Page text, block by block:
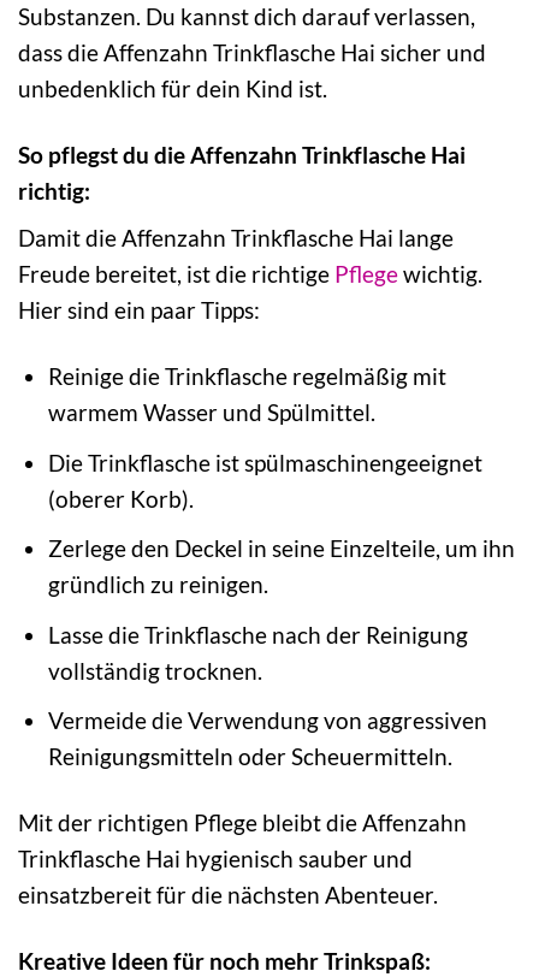
Substanzen. Du kannst dich darauf verlassen,
dass die Affenzahn Trinkflasche Hai sicher und
unbedenklich für dein Kind ist.
So pflegst du die Affenzahn Trinkflasche Hai
richtig:
Damit die Affenzahn Trinkflasche Hai lange
Freude bereitet, ist die richtige Pflegewichtig.
Hier sind ein paar Tipps:
Reinige die Trinkflasche regelmäßig mit
warmem Wasser und Spülmittel.
Die Trinkflasche ist spülmaschinengeeignet
(oberer Korb).
Zerlege den Deckel in seine Einzelteile, um ihn
gründlich zu reinigen.
Lasse die Trinkflasche nach der Reinigung
vollständig trocknen.
Vermeide die Verwendung von aggressiven
Reinigungsmitteln oder Scheuermitteln.
Mit der richtigen Pflege bleibt die Affenzahn
Trinkflasche Hai hygienisch sauber und
einsatzbereit für die nächsten Abenteuer.
Kreative Ideen für noch mehr Trinkspaß: